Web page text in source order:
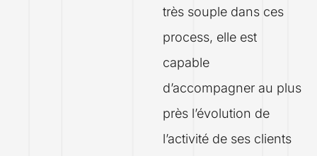
très souple dans ces
process, elle est
capable
d’accompagner au plus
près l’évolution de
l’activité de ses clients